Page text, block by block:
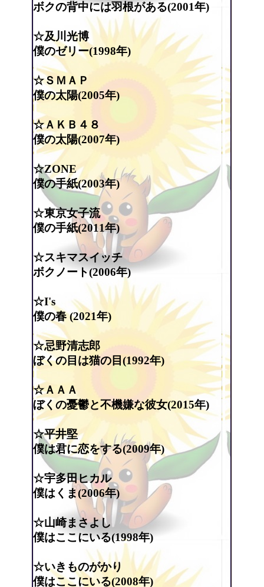
ボクの背中には羽根がある(2001年)
☆及川光博
僕のゼリー(1998年)
☆ＳＭＡＰ
僕の太陽(2005年)
☆ＡＫＢ４８
僕の太陽(2007年)
☆ZONE
僕の手紙(2003年)
☆東京女子流
僕の手紙(2011年)
☆スキマスイッチ
ボクノート(2006年)
☆I's
僕の春 (2021年)
☆忌野清志郎
ぼくの目は猫の目(1992年)
☆ＡＡＡ
ぼくの憂鬱と不機嫌な彼女(2015年)
☆平井堅
僕は君に恋をする(2009年)
☆宇多田ヒカル
僕はくま(2006年)
☆山崎まさよし
僕はここにいる(1998年)
☆いきものがかり
僕はここにいる(2008年)